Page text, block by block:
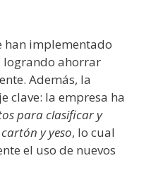
han implementado
logrando ahorrar
Además, la
clave: la empresa ha
para clasificar y
y yeso, lo cual
el uso de nuevos